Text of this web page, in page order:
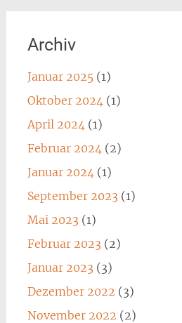
Archiv
Januar 2025(1)
Oktober 2024 (1)
April 2024 (1)
Februar 2024 (2)
Januar 2024 (1)
September 2023 (1)
Mai 2023 (1)
Februar 2023 (2)
Januar 2023 (3)
Dezember 2022 (3)
November 2022 (2)